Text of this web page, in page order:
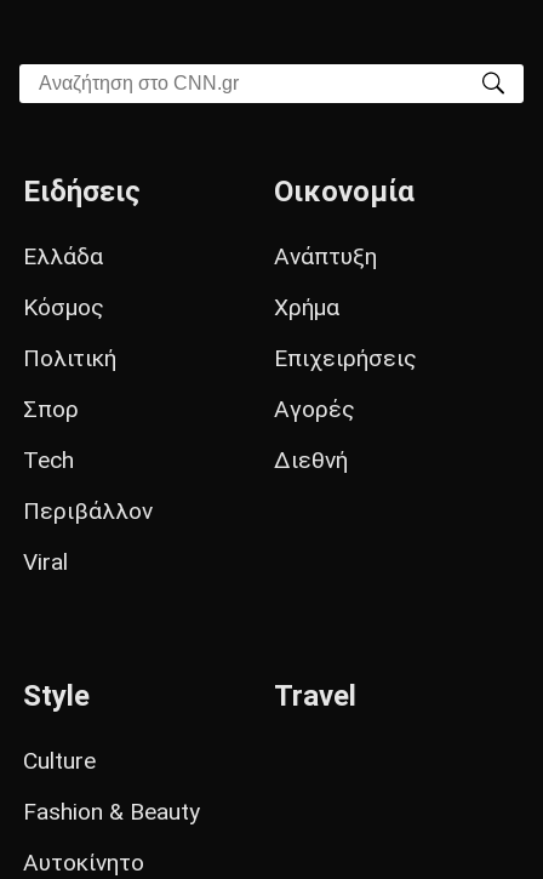
Αναζήτηση στο CNN.gr
Ειδήσεις
Ελλάδα
Κόσμος
Πολιτική
Σπορ
Tech
Περιβάλλον
Viral
Οικονομία
Ανάπτυξη
Χρήμα
Επιχειρήσεις
Αγορές
Διεθνή
Style
Culture
Fashion & Beauty
Αυτοκίνητο
Travel